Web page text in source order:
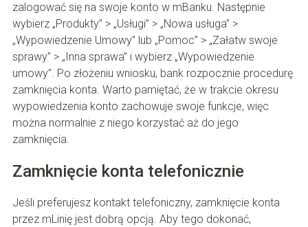
zalogować się na swoje konto w mBanku. Następnie
wybierz „Produkty” > „Usługi” > „Nowa usługa” >
„Wypowiedzenie Umowy” lub „Pomoc” > „Załatw swoje
sprawy” > „Inna sprawa” i wybierz „Wypowiedzenie
umowy”. Po złożeniu wniosku, bank rozpocznie procedurę
zamknięcia konta. Warto pamiętać, że w trakcie okresu
wypowiedzenia konto zachowuje swoje funkcje, więc
można normalnie z niego korzystać aż do jego
zamknięcia.
Zamknięcie konta telefonicznie
Jeśli preferujesz kontakt telefoniczny, zamknięcie konta
przez mLinię jest dobrą opcją. Aby tego dokonać,